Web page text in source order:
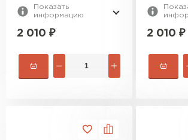
Показать
информацию
2 010 ₽ 2 010 ₽